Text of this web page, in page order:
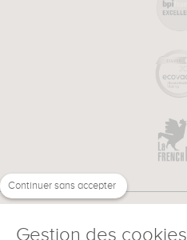
Continuer sans accepter
Gestion des cookies